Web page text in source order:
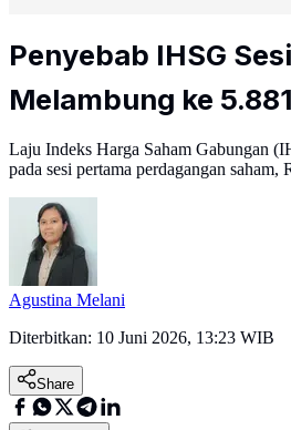
Penyebab IHSG
Melambung ke 5.881
Laju Indeks Harga Saham Gabungan
pada sesi pertama perdagangan saham,
Agustina Melani
Diterbitkan: 10 Juni 2026, 13:23 WIB
Share